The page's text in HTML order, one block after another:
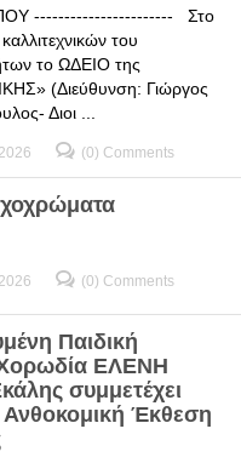
----------------------- Στο
του
το ΩΔΕΙΟ της
(Διεύθυνση: Γιώργος
Διοι ...
(0) Comments
(0) Comments
Παιδική
ΕΛΕΝΗ
συμμετέχει
Έκθεση